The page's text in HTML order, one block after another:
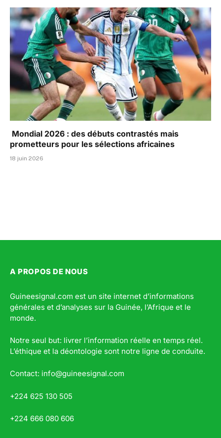
‎ Mondial 2026 : des débuts contrastés mais
prometteurs pour les sélections africaines
18 juin 2026
A PROPOS DE NOUS
Guineesignal.com est un site internet d’informations
générales et d’analyses sur la Guinée, l’Afrique et le
monde.
Notre seul but: livrer l’information réelle en temps réel.
L’éthique et la déontologie sont notre ligne de conduite.
Contact: info@guineesignal.com
+224 625 130 505
+224 666 080 606